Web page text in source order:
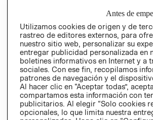
POLÍTICAAntes de
Utilizamos cookies de origen y de
rastreo de editores externos, para
nuestro sitio web, personalizar su
entregar publicidad personalizada en
boletines informativos en Internet y a
sociales. Con ese fin, recopilamos
patrones de navegación y el
Al hacer clic en “Aceptar todas”,
compartamos esta información con
publicitarios. Al elegir “Solo cookies
opcionales, lo que limita nuestra